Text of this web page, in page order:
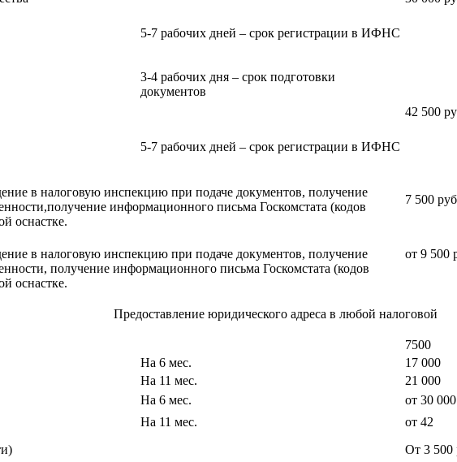
5-7 рабочих дней – срок регистрации в ИФНС
3-4 рабочих дня – срок подготовки
документов
5-7 рабочих дней – срок регистрации в ИФНС
42 500
в налоговую инспекцию при подаче документов, получение
информационного письма Госкомстата (кодов
оснастке.
7 500
в налоговую инспекцию при подаче документов, получение
получение информационного письма Госкомстата (кодов
оснастке.
от 9 500
Предоставление юридического адреса в любой налоговой
7500
На 6 мес.
17 000
На 11 мес.
21 000
На 6 мес.
от 30 000
На 11 мес.
от 42
От 3 500